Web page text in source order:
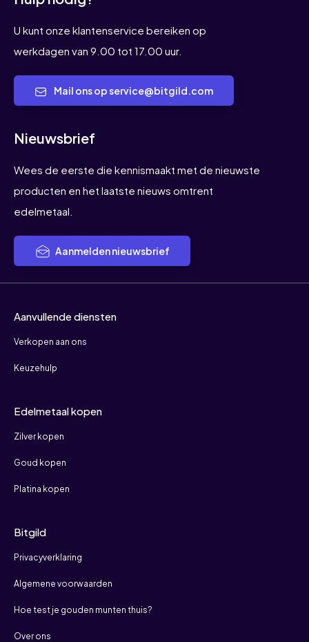
U kunt onze klantenservice bereiken op
werkdagen van 9.00 tot 17.00 uur.
Mail ons op service@bitgild.com
Nieuwsbrief
Wees de eerste die kennismaakt met de nieuwste
producten en het laatste nieuws omtrent
edelmetaal.
Aanmelden nieuwsbrief
Aanvullende diensten
Verkopen aan ons
Keuzehulp
Edelmetaal kopen
Zilver kopen
Goud kopen
Platina kopen
Bitgild
Privacyverklaring
Algemene voorwaarden
Hoe test je gouden munten thuis?
Over ons